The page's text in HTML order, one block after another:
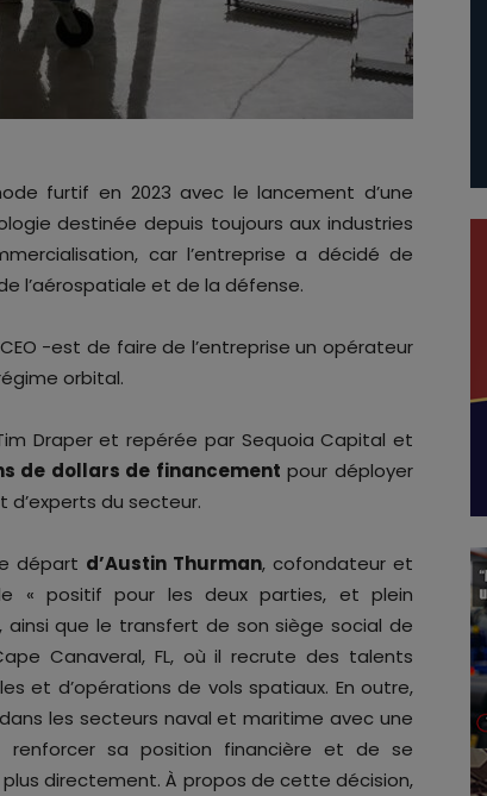
furtif en 2023 avec le lancement d’une
destinée depuis toujours aux industries
car l’entreprise a décidé de
l’aérospatiale et de la défense.
-est de faire de l’entreprise un opérateur
orbital.
Draper et repérée par Sequoia Capital et
de dollars de financement pour déployer
du secteur.
départ d’Austin Thurman, cofondateur et
« positif pour les deux parties, et plein
ainsi que le transfert de son siège social de
Canaveral, FL, où il recrute des talents
et d’opérations de vols spatiaux. En outre,
les secteurs naval et maritime avec une
renforcer sa position financière et de se
directement. À propos de cette décision,